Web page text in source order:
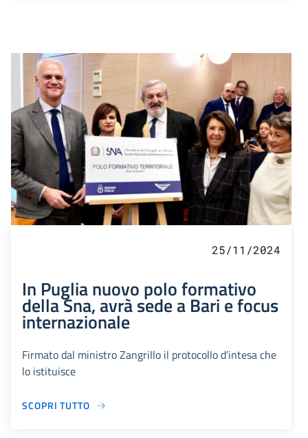
25/11/2024
In Puglia nuovo polo formativo
della Sna, avrà sede a Bari e focus
internazionale
Firmato dal ministro Zangrillo il protocollo d’intesa che
lo istituisce
SCOPRI TUTTO